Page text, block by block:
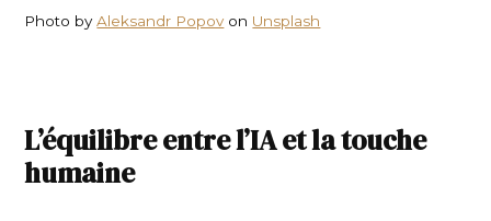
Photo byAleksandr Popov on Unsplash
L’équilibre entre l’IA et la touche
humaine